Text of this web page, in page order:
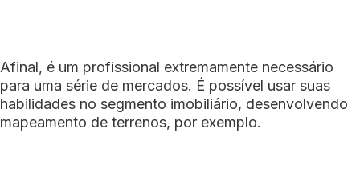
Afinal, é um profissional extremamente necessário
para uma série de mercados. É possível usar suas
habilidades no segmento imobiliário, desenvolvendo
mapeamento de terrenos, por exemplo.